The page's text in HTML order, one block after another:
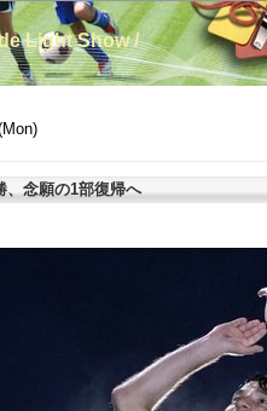
Light Show /
、念願の1部復帰へ